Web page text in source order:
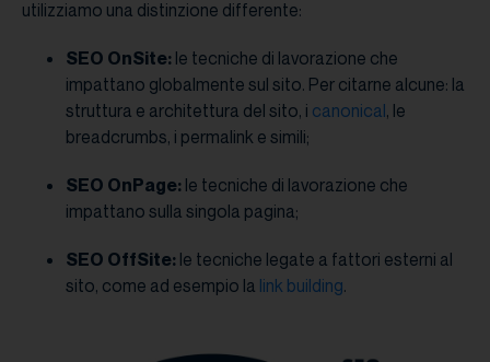
utilizziamo una distinzione differente:
SEO OnSite: le tecniche di lavorazione che
impattano globalmente sul sito. Per citarne alcune: la
struttura e architettura del sito, i canonical, le
breadcrumbs, i permalink e simili;
SEO OnPage: le tecniche di lavorazione che
impattano sulla singola pagina;
SEO OffSite: le tecniche legate a fattori esterni al
sito, come ad esempio la link building.